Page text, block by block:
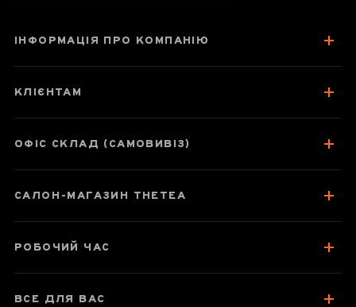
Браслет "Лики
Паспорт товару
ІНФОРМАЦІЯ ПРО КОМПАНІЮ
КЛІЄНТАМ
ОФІС СКЛАД (САМОВИВІЗ)
САЛОН-МАГАЗИН THETEA
РОБОЧИЙ ЧАС
ВСЕ ДЛЯ ВАС